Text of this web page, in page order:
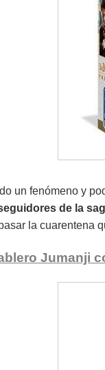
un fenómeno y
de la
la cuarentena
Jumanji